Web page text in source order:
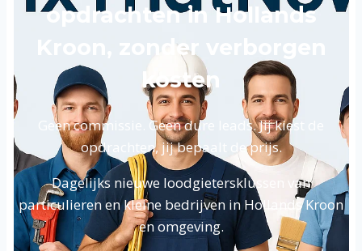
opdrachten in Hollands
Kroon, zonder verborgen
kosten
Geen commissie. Geen dure leads. Jij kiest de
opdrachten, jij bepaalt de prijs.
Dagelijks nieuwe loodgietersklussen van
particulieren en kleine bedrijven in Hollands Kroon
en omgeving.